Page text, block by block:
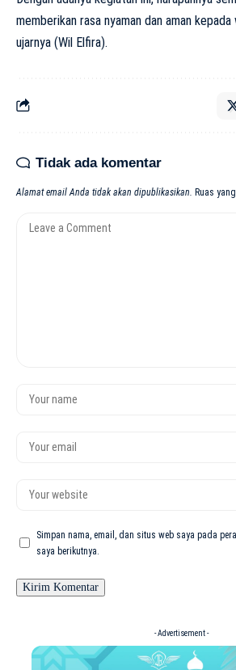
memberikan rasa nyaman dan aman
ujarnya (Wil Elfira).
Tidak ada komentar
Alamat email Anda tidak akan dipublikasikan. Ruas
Simpan nama, email, dan situs web saya pada
saya berikutnya.
- Advertisement -